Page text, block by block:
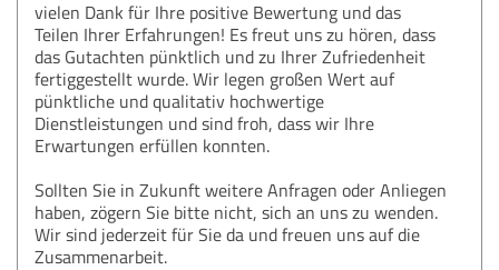
vielen Dank für Ihre positive Bewertung und das
Teilen Ihrer Erfahrungen! Es freut uns zu hören, dass
das Gutachten pünktlich und zu Ihrer Zufriedenheit
fertiggestellt wurde. Wir legen großen Wert auf
pünktliche und qualitativ hochwertige
Dienstleistungen und sind froh, dass wir Ihre
Erwartungen erfüllen konnten.
Sollten Sie in Zukunft weitere Anfragen oder Anliegen
haben, zögern Sie bitte nicht, sich an uns zu wenden.
Wir sind jederzeit für Sie da und freuen uns auf die
Zusammenarbeit.